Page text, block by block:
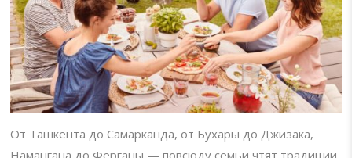
От Ташкента до Самарканда, от Бухары до Джизака,